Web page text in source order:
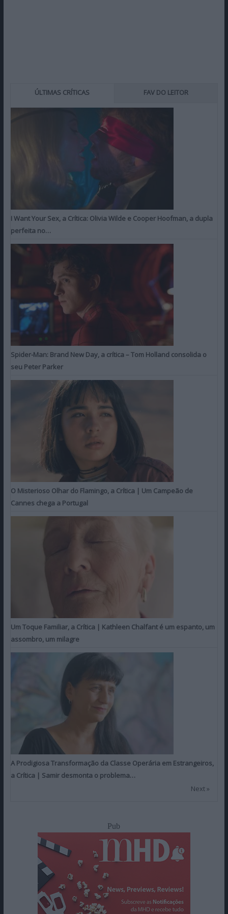
ÚLTIMAS CRÍTICAS FAV DO LEITOR
I Want Your Sex, a Crítica: Olivia Wilde e Cooper Hoofman, a dupla
perfeita no…
Spider-Man: Brand New Day, a crítica – Tom Holland consolida o
seu Peter Parker
O Misterioso Olhar do Flamingo, a Crítica | Um Campeão de
Cannes chega a Portugal
Um Toque Familiar, a Crítica | Kathleen Chalfant é um espanto, um
assombro, um milagre
A Prodigiosa Transformação da Classe Operária em Estrangeiros,
a Crítica | Samir desmonta o problema…
Next »
Pub